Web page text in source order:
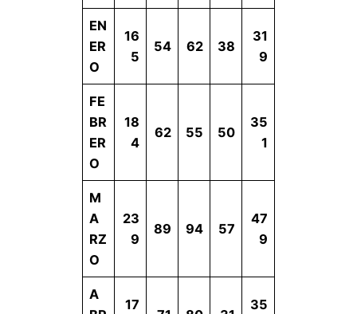
EN
ER
O
16
5
54 62 38
31
9
FE
BR
ER
O
18
4
62 55 50
35
1
M
A
RZ
O
23
9
89 94 57
47
9
A
17
35